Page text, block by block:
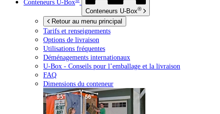
Conteneurs U-Box
Conteneurs U-Box®
Retour au menu principal
Tarifs et renseignements
Options de livraison
Utilisations fréquentes
Déménagements internationaux
U-Box - Conseils pour l’emballage et la livraison
FAQ
Dimensions du conteneur